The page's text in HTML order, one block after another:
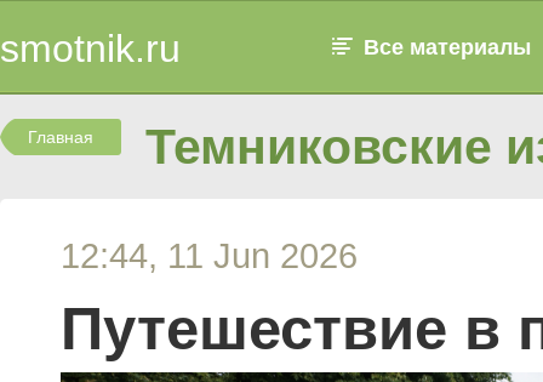
smotnik.ru Все материалы
Главная Темниковские
12:44, 11 Jun 2026
Путешествие в